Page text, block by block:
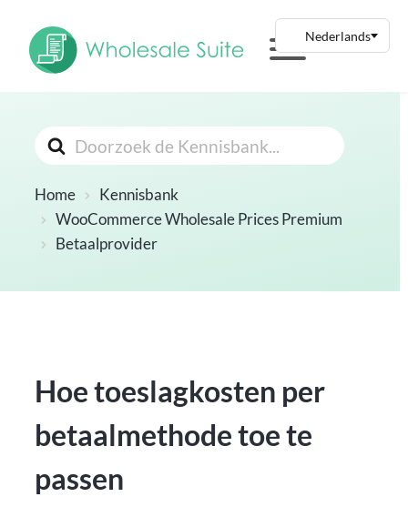
Zoeken
Naar
Home
Kennisbank
WooCommerce Wholesale Prices Premium
Betaalprovider
Hoe toeslagkosten per
betaalmethode toe te
passen